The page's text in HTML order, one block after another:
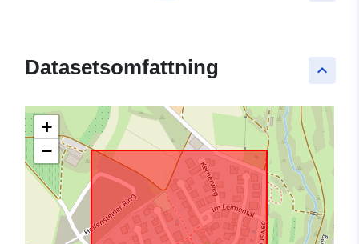
keyboard_arrow_up
Datasetsomfattning
+
−